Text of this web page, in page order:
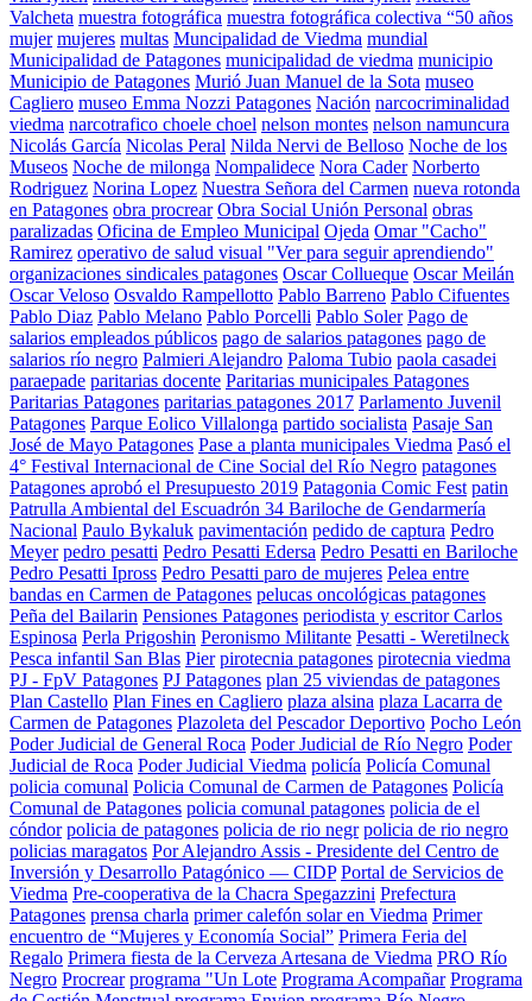
Valcheta muestra fotográfica muestra fotográfica colectiva “50 años
mujer mujeres multas Muncipalidad de Viedma mundial
Municipalidad de Patagones municipalidad de viedma municipio
Municipio de Patagones Murió Juan Manuel de la Sota museo
Cagliero museo Emma Nozzi Patagones Nación narcocriminalidad
viedma narcotrafico choele choel nelson montes nelson namuncura
Nicolás García Nicolas Peral Nilda Nervi de Belloso Noche de los
Museos Noche de milonga Nompalidece Nora Cader Norberto
Rodriguez Norina Lopez Nuestra Señora del Carmen nueva rotonda
en Patagones obra procrear Obra Social Unión Personal obras
paralizadas Oficina de Empleo Municipal Ojeda Omar "Cacho"
Ramirez operativo de salud visual "Ver para seguir aprendiendo"
organizaciones sindicales patagones Oscar Collueque Oscar Meilán
Oscar Veloso Osvaldo Rampellotto Pablo Barreno Pablo Cifuentes
Pablo Diaz Pablo Melano Pablo Porcelli Pablo Soler Pago de
salarios empleados públicos pago de salarios patagones pago de
salarios río negro Palmieri Alejandro Paloma Tubio paola casadei
paraepade paritarias docente Paritarias municipales Patagones
Paritarias Patagones paritarias patagones 2017 Parlamento Juvenil
Patagones Parque Eolico Villalonga partido socialista Pasaje San
José de Mayo Patagones Pase a planta municipales Viedma Pasó el
4° Festival Internacional de Cine Social del Río Negro patagones
Patagones aprobó el Presupuesto 2019 Patagonia Comic Fest patin
Patrulla Ambiental del Escuadrón 34 Bariloche de Gendarmería
Nacional Paulo Bykaluk pavimentación pedido de captura Pedro
Meyer pedro pesatti Pedro Pesatti Edersa Pedro Pesatti en Bariloche
Pedro Pesatti Ipross Pedro Pesatti paro de mujeres Pelea entre
bandas en Carmen de Patagones pelucas oncológicas patagones
Peña del Bailarin Pensiones Patagones periodista y escritor Carlos
Espinosa Perla Prigoshin Peronismo Militante Pesatti - Weretilneck
Pesca infantil San Blas Pier pirotecnia patagones pirotecnia viedma
PJ - FpV Patagones PJ Patagones plan 25 viviendas de patagones
Plan Castello Plan Fines en Cagliero plaza alsina plaza Lacarra de
Carmen de Patagones Plazoleta del Pescador Deportivo Pocho León
Poder Judicial de General Roca Poder Judicial de Río Negro Poder
Judicial de Roca Poder Judicial Viedma policía Policía Comunal
policia comunal Policia Comunal de Carmen de Patagones Policía
Comunal de Patagones policia comunal patagones policia de el
cóndor policia de patagones policia de rio negr policia de rio negro
policias maragatos Por Alejandro Assis - Presidente del Centro de
Inversión y Desarrollo Patagónico — CIDP Portal de Servicios de
Viedma Pre-cooperativa de la Chacra Spegazzini Prefectura
Patagones prensa charla primer calefón solar en Viedma Primer
encuentro de “Mujeres y Economía Social” Primera Feria del
Regalo Primera fiesta de la Cerveza Artesana de Viedma PRO Río
Negro Procrear programa "Un Lote Programa Acompañar Programa